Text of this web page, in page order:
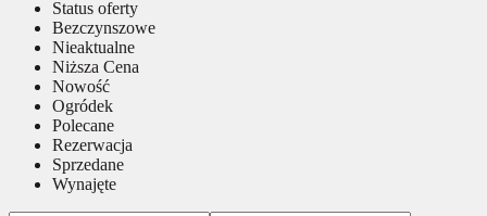
Status oferty
Bezczynszowe
Nieaktualne
Niższa Cena
Nowość
Ogródek
Polecane
Rezerwacja
Sprzedane
Wynajęte